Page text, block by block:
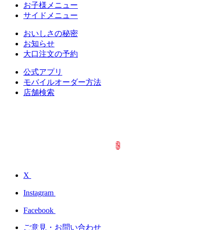
お子様メニュー
サイドメニュー
おいしさの秘密
お知らせ
大口注文の予約
公式アプリ
モバイルオーダー方法
店舗検索
X
Instagram
Facebook
ご意見・お問い合わせ